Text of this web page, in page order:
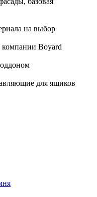
на выбор
компании Boyard
для ящиков